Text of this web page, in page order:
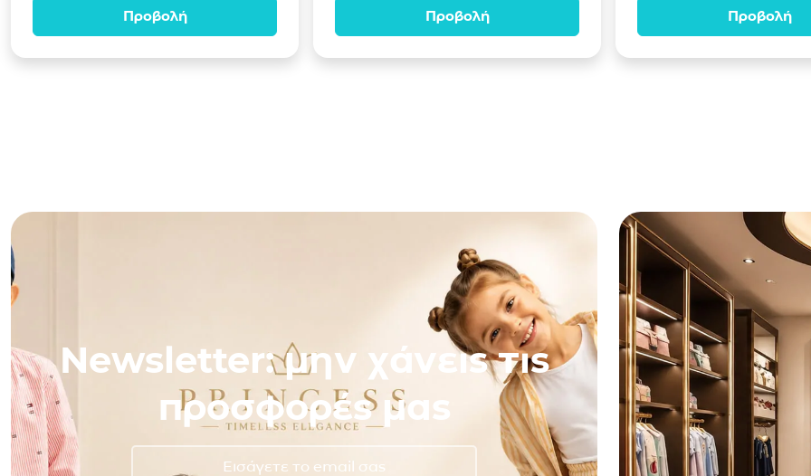
Προβολή Προβολή Προβολή
Newsletter: μην χάνεις τις
προσφορές μας